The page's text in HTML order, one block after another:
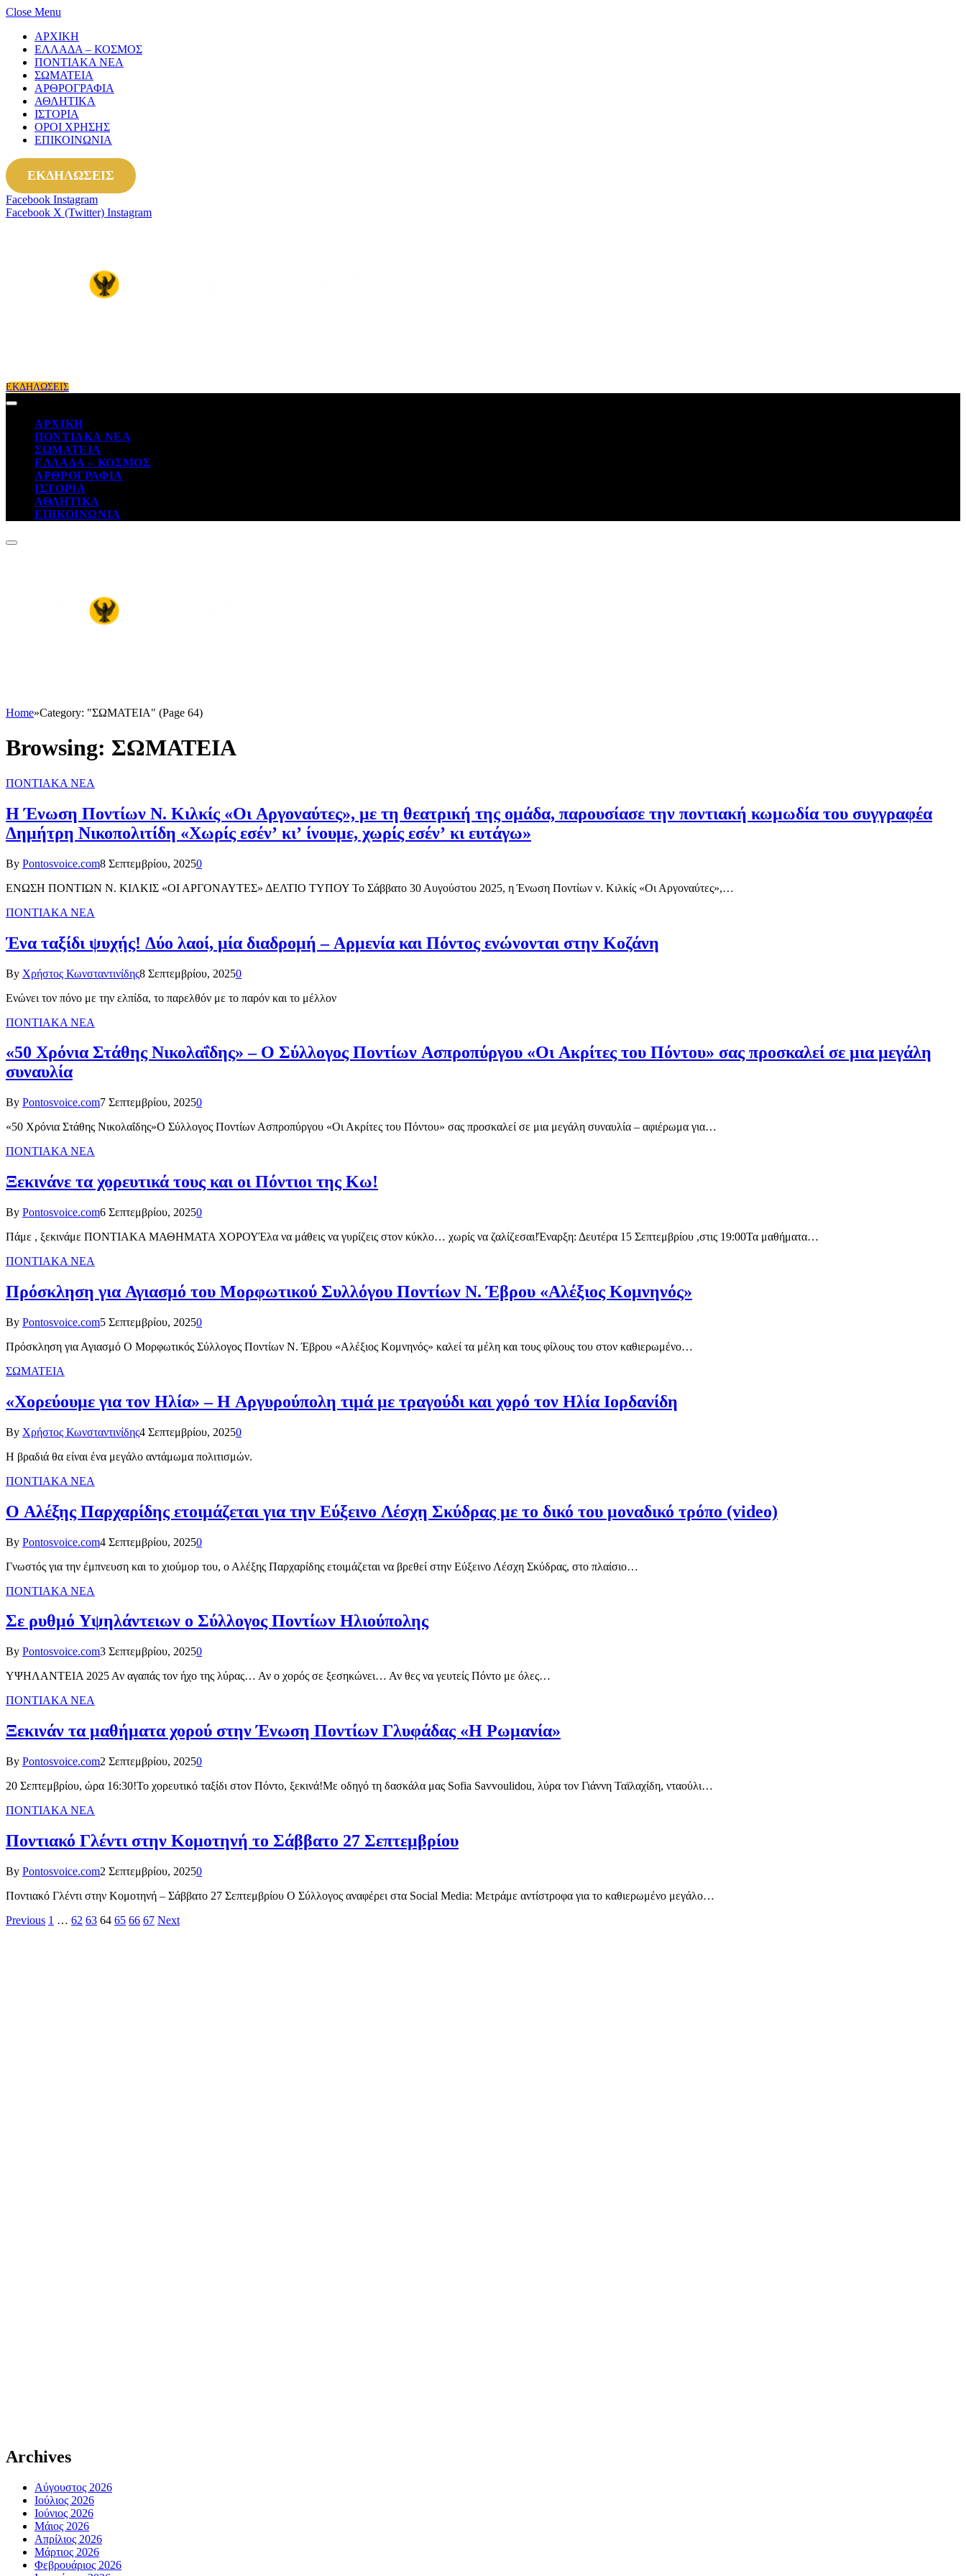
Close Menu
ΑΡΧΙΚΗ
ΕΛΛΑΔΑ – ΚΟΣΜΟΣ
ΠΟΝΤΙΑΚΑ ΝΕΑ
ΣΩΜΑΤΕΙΑ
ΑΡΘΡΟΓΡΑΦΙΑ
ΑΘΛΗΤΙΚΑ
ΙΣΤΟΡΙΑ
ΟΡΟΙ ΧΡΗΣΗΣ
ΕΠΙΚΟΙΝΩΝΙΑ
ΕΚΔΗΛΩΣΕΙΣ
Facebook Instagram
Facebook X (Twitter) Instagram
ΕΚΔΗΛΩΣΕΙΣ
ΑΡΧΙΚΗ
ΠΟΝΤΙΑΚΑ ΝΕΑ
ΣΩΜΑΤΕΙΑ
ΕΛΛΑΔΑ – ΚΟΣΜΟΣ
ΑΡΘΡΟΓΡΑΦΙΑ
ΙΣΤΟΡΙΑ
ΑΘΛΗΤΙΚΑ
ΕΠΙΚΟΙΝΩΝΙΑ
Home»Category: "ΣΩΜΑΤΕΙΑ" (Page 64)
Browsing: ΣΩΜΑΤΕΙΑ
ΠΟΝΤΙΑΚΑ ΝΕΑ
Η Ένωση Ποντίων Ν. Κιλκίς «Οι Αργοναύτες», με τη θεατρική της ομάδα, παρουσίασε την ποντιακή κωμωδία του συγγραφέα
Δημήτρη Νικοπολιτίδη «Χωρίς εσέν’ κι’ ίνουμε, χωρίς εσέν’ κι ευτάγω»
By Pontosvoice.com8 Σεπτεμβρίου, 20250
ΕΝΩΣΗ ΠΟΝΤΙΩΝ Ν. ΚΙΛΚΙΣ «ΟΙ ΑΡΓΟΝΑΥΤΕΣ» ΔΕΛΤΙΟ ΤΥΠΟΥ Το Σάββατο 30 Αυγούστου 2025, η Ένωση Ποντίων ν. Κιλκίς «Οι Αργοναύτες»,…
ΠΟΝΤΙΑΚΑ ΝΕΑ
Ένα ταξίδι ψυχής! Δύο λαοί, μία διαδρομή – Αρμενία και Πόντος ενώνονται στην Κοζάνη
By Χρήστος Κωνσταντινίδης8 Σεπτεμβρίου, 20250
Ενώνει τον πόνο με την ελπίδα, το παρελθόν με το παρόν και το μέλλον
ΠΟΝΤΙΑΚΑ ΝΕΑ
«50 Χρόνια Στάθης Νικολαΐδης» – Ο Σύλλογος Ποντίων Ασπροπύργου «Οι Ακρίτες του Πόντου» σας προσκαλεί σε μια μεγάλη
συναυλία
By Pontosvoice.com7 Σεπτεμβρίου, 20250
«50 Χρόνια Στάθης Νικολαΐδης»Ο Σύλλογος Ποντίων Ασπροπύργου «Οι Ακρίτες του Πόντου» σας προσκαλεί σε μια μεγάλη συναυλία – αφιέρωμα για…
ΠΟΝΤΙΑΚΑ ΝΕΑ
Ξεκινάνε τα χορευτικά τους και οι Πόντιοι της Κω!
By Pontosvoice.com6 Σεπτεμβρίου, 20250
Πάμε , ξεκινάμε ΠΟΝΤΙΑΚΑ ΜΑΘΗΜΑΤΑ ΧΟΡΟΥΈλα να μάθεις να γυρίζεις στον κύκλο… χωρίς να ζαλίζεσαι!Έναρξη: Δευτέρα 15 Σεπτεμβρίου ,στις 19:00Τα μαθήματα…
ΠΟΝΤΙΑΚΑ ΝΕΑ
Πρόσκληση για Αγιασμό του Μορφωτικού Συλλόγου Ποντίων Ν. Έβρου «Αλέξιος Κομνηνός»
By Pontosvoice.com5 Σεπτεμβρίου, 20250
Πρόσκληση για Αγιασμό Ο Μορφωτικός Σύλλογος Ποντίων Ν. Έβρου «Αλέξιος Κομνηνός» καλεί τα μέλη και τους φίλους του στον καθιερωμένο…
ΣΩΜΑΤΕΙΑ
«Χορεύουμε για τον Ηλία» – Η Αργυρούπολη τιμά με τραγούδι και χορό τον Ηλία Ιορδανίδη
By Χρήστος Κωνσταντινίδης4 Σεπτεμβρίου, 20250
Η βραδιά θα είναι ένα μεγάλο αντάμωμα πολιτισμών.
ΠΟΝΤΙΑΚΑ ΝΕΑ
O Αλέξης Παρχαρίδης ετοιμάζεται για την Eύξεινο Λέσχη Σκύδρας με το δικό του μοναδικό τρόπο (video)
By Pontosvoice.com4 Σεπτεμβρίου, 20250
Γνωστός για την έμπνευση και το χιούμορ του, ο Αλέξης Παρχαρίδης ετοιμάζεται να βρεθεί στην Εύξεινο Λέσχη Σκύδρας, στο πλαίσιο…
ΠΟΝΤΙΑΚΑ ΝΕΑ
Σε ρυθμό Υψηλάντειων ο Σύλλογος Ποντίων Ηλιούπολης
By Pontosvoice.com3 Σεπτεμβρίου, 20250
ΥΨΗΛΑΝΤΕΙΑ 2025 Αν αγαπάς τον ήχο της λύρας… Αν ο χορός σε ξεσηκώνει… Αν θες να γευτείς Πόντο με όλες…
ΠΟΝΤΙΑΚΑ ΝΕΑ
Ξεκινάν τα μαθήματα χορού στην Ένωση Ποντίων Γλυφάδας «Η Ρωμανία»
By Pontosvoice.com2 Σεπτεμβρίου, 20250
20 Σεπτεμβρίου, ώρα 16:30!Το χορευτικό ταξίδι στον Πόντο, ξεκινά!Με οδηγό τη δασκάλα μας Sofia Savvoulidou, λύρα τον Γιάννη Ταϊλαχίδη, νταούλι…
ΠΟΝΤΙΑΚΑ ΝΕΑ
Ποντιακό Γλέντι στην Κομοτηνή το Σάββατο 27 Σεπτεμβρίου
By Pontosvoice.com2 Σεπτεμβρίου, 20250
Ποντιακό Γλέντι στην Κομοτηνή – Σάββατο 27 Σεπτεμβρίου Ο Σύλλογος αναφέρει στα Social Media: Μετράμε αντίστροφα για το καθιερωμένο μεγάλο…
Previous 1 … 62 63 64 65 66 67 Next
Archives
Αύγουστος 2026
Ιούλιος 2026
Ιούνιος 2026
Μάιος 2026
Απρίλιος 2026
Μάρτιος 2026
Φεβρουάριος 2026